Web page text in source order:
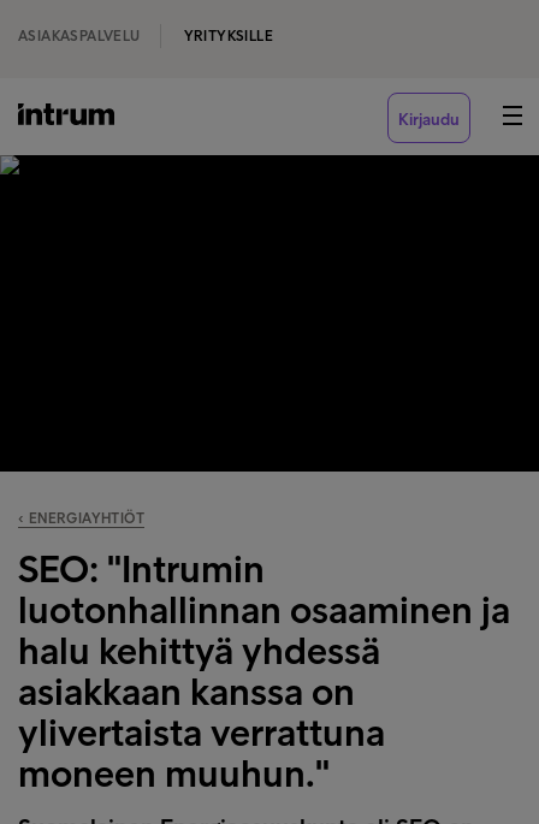
ASIAKASPALVELU YRITYKSILLE
Kirjaudu
‹ ENERGIAYHTIÖT
SEO: "Intrumin
luotonhallinnan osaaminen ja
halu kehittyä yhdessä
asiakkaan kanssa on
ylivertaista verrattuna
moneen muuhun."